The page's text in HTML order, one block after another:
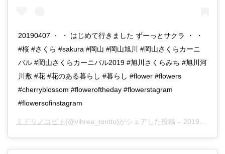
20190407 ・ ・ はじめて行きました ずーっとサクラ ・ ・
#桜 #さくら #sakura #岡山 #岡山旭川 #岡山さくらカーニ
バル #岡山さくらカーニバル2019 #旭川さくらみち #旭川河
川敷 #花 #花のある暮らし #暮らし #flower #flowers
#cherryblossom #floweroftheday #flowerstagram
#flowersofinstagram
ミドリノコビト (@vihrea_tonttu)がシェアした投稿 – 2019年 4月月7日午前12時51分PDT